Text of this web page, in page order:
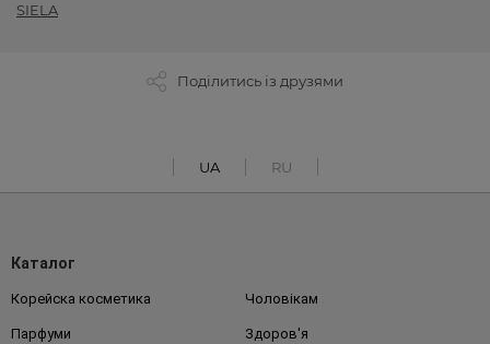
SIELA
Поділитись із друзями
UA RU
Каталог
Корейска косметика Чоловікам
Парфуми Здоров'я